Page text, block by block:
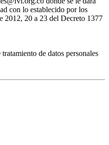
con lo establecido por los
2012, 20 a 23 del Decreto 1377
de datos personales